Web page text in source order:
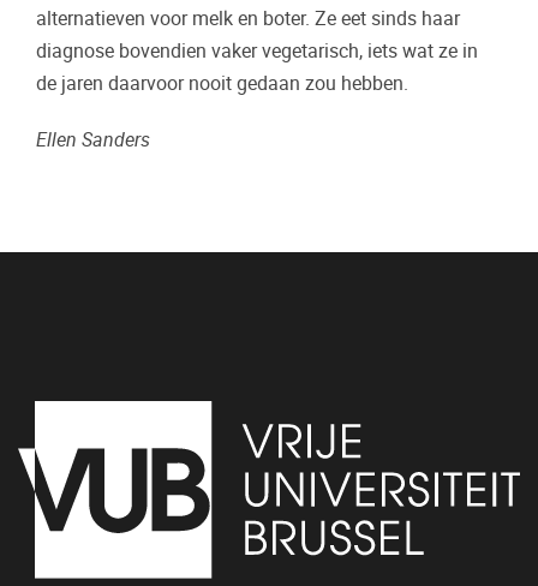
alternatieven voor melk en boter. Ze eet sinds haar
diagnose bovendien vaker vegetarisch, iets wat ze in
de jaren daarvoor nooit gedaan zou hebben.
Ellen Sanders